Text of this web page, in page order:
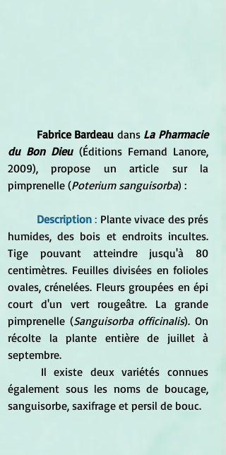
Fabrice Bardeau dans La Pharmacie
du Bon Dieu (Éditions Fernand Lanore,
2009), propose un article sur la
pimprenelle (Poterium sanguisorba) :
Description : Plante vivace des prés
humides, des bois et endroits incultes.
Tige pouvant atteindre jusqu'à 80
centimètres. Feuilles divisées en folioles
ovales, crénelées. Fleurs groupées en épi
court d'un vert rougeâtre. La grande
pimprenelle (Sanguisorba officinalis). On
récolte la plante entière de juillet à
septembre.
également sous les noms de boucage,
sanguisorbe, saxifrage et persil de bouc.